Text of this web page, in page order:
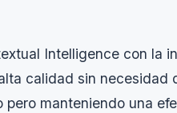
Intelligence con la
calidad sin necesidad
manteniendo una